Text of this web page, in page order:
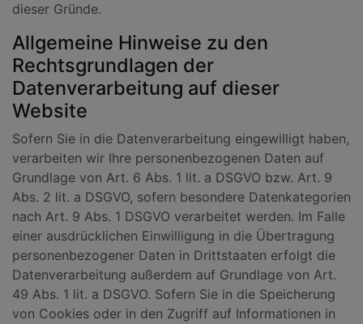
dieser Gründe.
Allgemeine Hinweise zu den
Rechtsgrundlagen der
Datenverarbeitung auf dieser
Website
Sofern Sie in die Datenverarbeitung eingewilligt haben,
verarbeiten wir Ihre personenbezogenen Daten auf
Grundlage von Art. 6 Abs. 1 lit. a DSGVO bzw. Art. 9
Abs. 2 lit. a DSGVO, sofern besondere Datenkategorien
nach Art. 9 Abs. 1 DSGVO verarbeitet werden. Im Falle
einer ausdrücklichen Einwilligung in die Übertragung
personenbezogener Daten in Drittstaaten erfolgt die
Datenverarbeitung außerdem auf Grundlage von Art.
49 Abs. 1 lit. a DSGVO. Sofern Sie in die Speicherung
von Cookies oder in den Zugriff auf Informationen in